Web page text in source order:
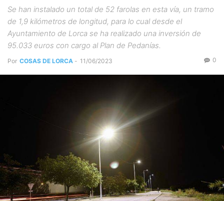
Se han instalado un total de 52 farolas en esta vía, un tramo
de 1,9 kilómetros de longitud, para lo cual desde el
Ayuntamiento de Lorca se ha realizado una inversión de
95.033 euros con cargo al Plan de Pedanías.
Por COSAS DE LORCA - 11/06/2023 0